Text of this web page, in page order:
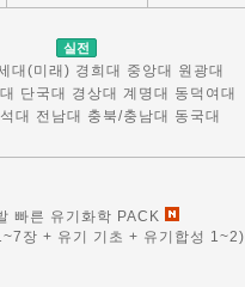
실전
대(미래) 경희대 중앙대 원광대
단국대 경상대 계명대 동덕여대
대 전남대 충북/충남대 동국대
빠른 유기화학 PACK
장 + 유기 기초 + 유기합성 1~2)